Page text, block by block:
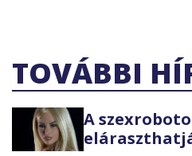
TOVÁBBI
A